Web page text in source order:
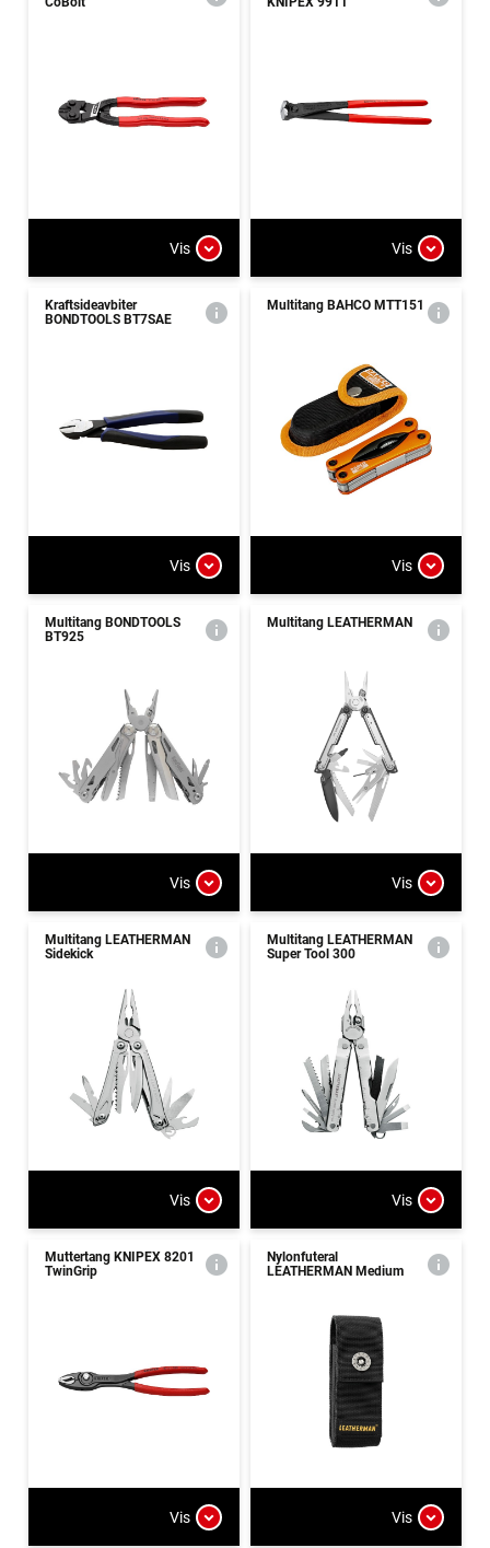
Vis Vis
Kraftsideavbiter
BONDTOOLS BT7SAE
Vis
Multitang BAHCO MTT151
Vis
Multitang BONDTOOLS
BT925
Vis
Multitang LEATHERMAN
Vis
Multitang LEATHERMAN
Sidekick
Vis
Multitang LEATHERMAN
Super Tool 300
Vis
Muttertang KNIPEX 8201
TwinGrip
Vis
Nylonfuteral
LEATHERMAN Medium
Vis